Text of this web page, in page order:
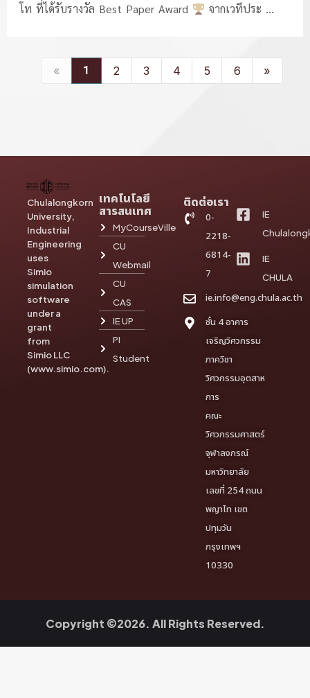
โท ที่ได้รับรางวัล Best Paper Award
จากเวทีประ ...
« 1 2 3 4 5 6 »
Chulalongkorn
University,
Industrial
Engineering
uses
Simio
simulation
software
under a
grant
from
Simio LLC
(www.simio.com).
เทคโนโลยี
สารสนเทศ
MyCourseVille
CU
Webmail
CU
CAS
IE UP
PI
Student
ติดต่อเรา
0-
2218-
6814-
7
ie.info@eng.chula.ac.th
ชั้น 4 อาคาร
เจริญวิศวกรรม
ภาควิชา
วิศวกรรมอุตสาห
การ
คณะ
วิศวกรรมศาสตร์
จุฬาลงกรณ์
มหาวิทยาลัย
เลขที่ 254 ถนน
พญาไท เขต
ปทุมวัน
กรุงเทพฯ
10330
IE
IE
CHULA
Copyright ©2026. All Rights Reserved.